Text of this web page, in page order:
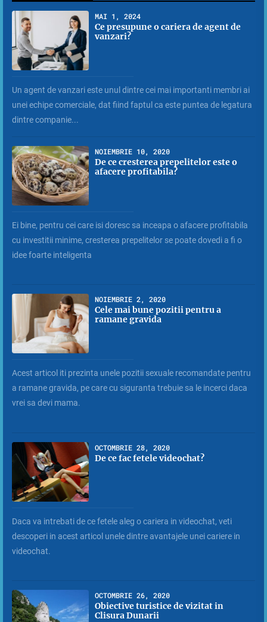
MAI 1, 2024
Ce presupune o cariera de agent de
vanzari?
Un agent de vanzari este unul dintre cei mai importanti membri ai
unei echipe comerciale, dat fiind faptul ca este puntea de legatura
dintre companie...
NOIEMBRIE 10, 2020
De ce cresterea prepelitelor este o
afacere profitabila?
Ei bine, pentru cei care isi doresc sa inceapa o afacere profitabila
cu investitii minime, cresterea prepelitelor se poate dovedi a fi o
idee foarte inteligenta
NOIEMBRIE 2, 2020
Cele mai bune pozitii pentru a
ramane gravida
Acest articol iti prezinta unele pozitii sexuale recomandate pentru
a ramane gravida, pe care cu siguranta trebuie sa le incerci daca
vrei sa devi mama.
OCTOMBRIE 28, 2020
De ce fac fetele videochat?
Daca va intrebati de ce fetele aleg o cariera in videochat, veti
descoperi in acest articol unele dintre avantajele unei cariere in
videochat.
OCTOMBRIE 26, 2020
Obiective turistice de vizitat in
Clisura Dunarii